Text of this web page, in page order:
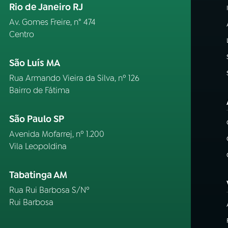
Rio de Janeiro RJ
Av. Gomes Freire, n° 474
Centro
São Luís MA
Rua Armando Vieira da Silva, nº 126
Bairro de Fátima
São Paulo SP
Avenida Mofarrej, nº 1.200
Vila Leopoldina
Tabatinga AM
Rua Rui Barbosa S/Nº
Rui Barbosa